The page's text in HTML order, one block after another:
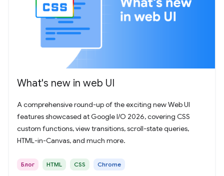
What's new in web UI
A comprehensive round-up of the exciting new Web UI
features showcased at Google I/O 2026, covering CSS
custom functions, view transitions, scroll-state queries,
HTML-in-Canvas, and much more.
Блог HTML CSS Chrome